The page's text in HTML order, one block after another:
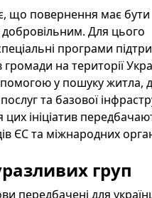
що повернення має бути
добровільним. Для цього
програми
громади на території
у пошуку житла,
та базової
цих ініціатив
ЄС та міжнародних
груп
передбачені для